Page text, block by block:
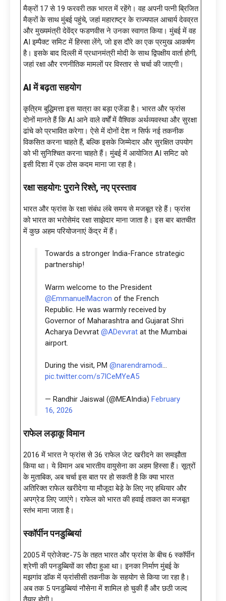
मैक्रों 17 से 19 फरवरी तक भारत में रहेंगे। वह अपनी पत्नी ब्रिजित
मैक्रों के साथ मुंबई पहुंचे, जहां महाराष्ट्र के राज्यपाल आचार्य देवव्रत
और मुख्यमंत्री देवेंद्र फडणवीस ने उनका स्वागत किया। मुंबई में वह
AI इम्पैक्ट समिट में हिस्सा लेंगे, जो इस दौरे का एक प्रमुख आकर्षण
है। इसके बाद दिल्ली में प्रधानमंत्री मोदी के साथ द्विपक्षीय वार्ता होगी,
जहां रक्षा और रणनीतिक मामलों पर विस्तार से चर्चा की जाएगी।
AI में बढ़ता सहयोग
कृत्रिम बुद्धिमत्ता इस यात्रा का बड़ा एजेंडा है। भारत और फ्रांस
दोनों मानते हैं कि AI आने वाले वर्षों में वैश्विक अर्थव्यवस्था और सुरक्षा
ढांचे को प्रभावित करेगा। ऐसे में दोनों देश न सिर्फ नई तकनीक
विकसित करना चाहते हैं, बल्कि इसके जिम्मेदार और सुरक्षित उपयोग
को भी सुनिश्चित करना चाहते हैं। मुंबई में आयोजित AI समिट को
इसी दिशा में एक ठोस कदम माना जा रहा है।
रक्षा सहयोग: पुराने रिश्ते, नए प्रस्ताव
भारत और फ्रांस के रक्षा संबंध लंबे समय से मजबूत रहे हैं। फ्रांस
को भारत का भरोसेमंद रक्षा साझेदार माना जाता है। इस बार बातचीत
में कुछ अहम परियोजनाएं केंद्र में हैं।
Towards a stronger India-France strategic
partnership!
Warm welcome to the President
@EmmanuelMacron of the French
Republic. He was warmly received by
Governor of Maharashtra and Gujarat Shri
Acharya Devvrat @ADevvratat the Mumbai
airport.
During the visit, PM @narendramodi…
pic.twitter.com/s7ICeMYeA5
— Randhir Jaiswal (@MEAIndia) February
16, 2026
राफेल लड़ाकू विमान
2016 में भारत ने फ्रांस से 36 राफेल जेट खरीदने का समझौता
किया था। ये विमान अब भारतीय वायुसेना का अहम हिस्सा हैं। सूत्रों
के मुताबिक, अब चर्चा इस बात पर हो सकती है कि क्या भारत
अतिरिक्त राफेल खरीदेगा या मौजूदा बेड़े के लिए नए हथियार और
अपग्रेड लिए जाएंगे। राफेल को भारत की हवाई ताकत का मजबूत
स्तंभ माना जाता है।
स्कॉर्पीन पनडुब्बियां
2005 में प्रोजेक्ट-75 के तहत भारत और फ्रांस के बीच 6 स्कॉर्पीन
श्रेणी की पनडुब्बियों का सौदा हुआ था। इनका निर्माण मुंबई के
मझगांव डॉक में फ्रांसीसी तकनीक के सहयोग से किया जा रहा है।
अब तक 5 पनडुब्बियां नौसेना में शामिल हो चुकी हैं और छठी जल्द